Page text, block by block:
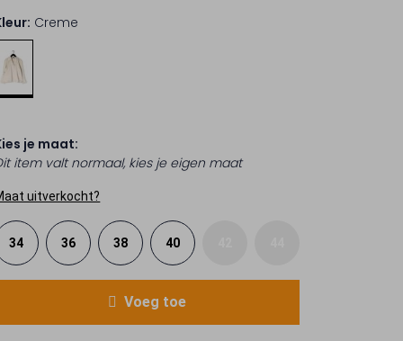
Creme
je maat:
item valt normaal, kies je eigen maat
uitverkocht?
34 36 38 40
Voeg toe